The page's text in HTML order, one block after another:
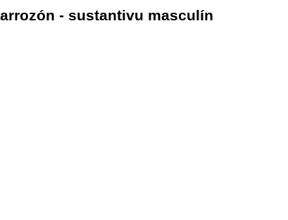
arrozón - sustantivu masculín